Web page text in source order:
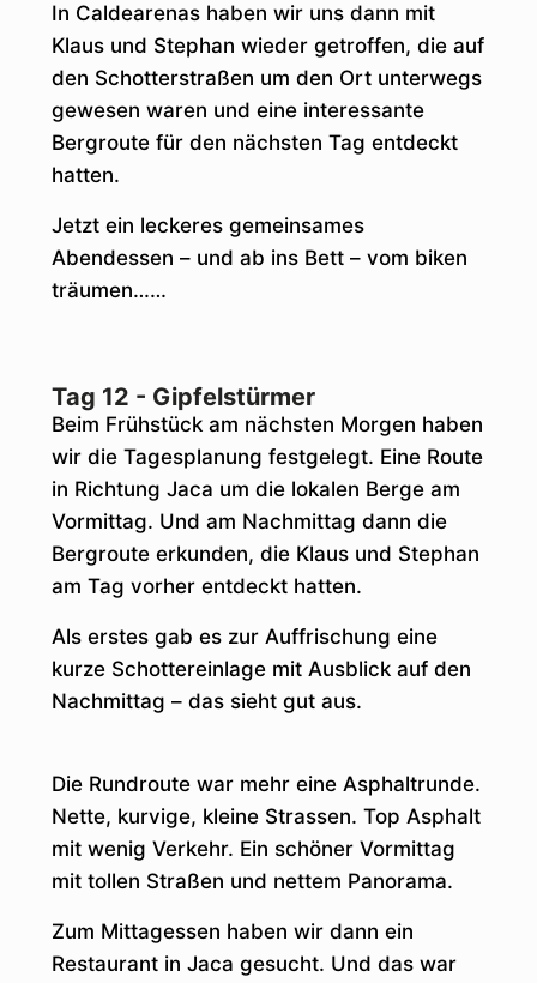
In Caldearenas haben wir uns dann mit
Klaus und Stephan wieder getroffen, die auf
den Schotterstraßen um den Ort unterwegs
gewesen waren und eine interessante
Bergroute für den nächsten Tag entdeckt
hatten.
Jetzt ein leckeres gemeinsames
Abendessen – und ab ins Bett – vom biken
träumen……
Tag 12 - Gipfelstürmer
Beim Frühstück am nächsten Morgen haben
wir die Tagesplanung festgelegt. Eine Route
in Richtung Jaca um die lokalen Berge am
Vormittag. Und am Nachmittag dann die
Bergroute erkunden, die Klaus und Stephan
am Tag vorher entdeckt hatten.
Als erstes gab es zur Auffrischung eine
kurze Schottereinlage mit Ausblick auf den
Nachmittag – das sieht gut aus.
Die Rundroute war mehr eine Asphaltrunde.
Nette, kurvige, kleine Strassen. Top Asphalt
mit wenig Verkehr. Ein schöner Vormittag
mit tollen Straßen und nettem Panorama.
Zum Mittagessen haben wir dann ein
Restaurant in Jaca gesucht. Und das war